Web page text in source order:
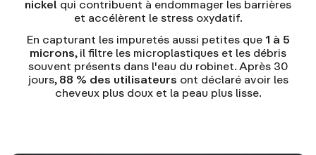
nickel qui contribuent à endommager les barrières
et accélèrent le stress oxydatif.
En capturant les impuretés aussi petites que 1 à 5
microns, il filtre les microplastiques et les débris
souvent présents dans l'eau du robinet. Après 30
jours, 88 % des utilisateurs ont déclaré avoir les
cheveux plus doux et la peau plus lisse.